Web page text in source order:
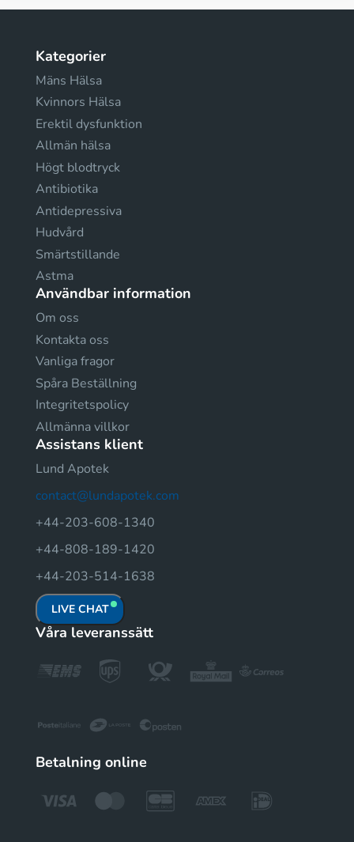
Kategorier
Mäns Hälsa
Kvinnors Hälsa
Erektil dysfunktion
Allmän hälsa
Högt blodtryck
Antibiotika
Antidepressiva
Hudvård
Smärtstillande
Astma
Användbar information
Om oss
Kontakta oss
Vanliga fragor
Spåra Beställning
Integritetspolicy
Allmänna villkor
Assistans klient
Lund Apotek
contact@lundapotek.com
+44-203-608-1340
+44-808-189-1420
+44-203-514-1638
LIVE CHAT
Våra leveranssätt
Betalning online